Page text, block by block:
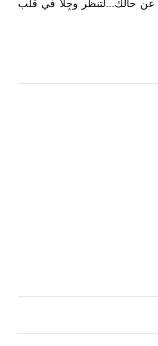
عن حالك...لتنظر وجِلاً في قلب